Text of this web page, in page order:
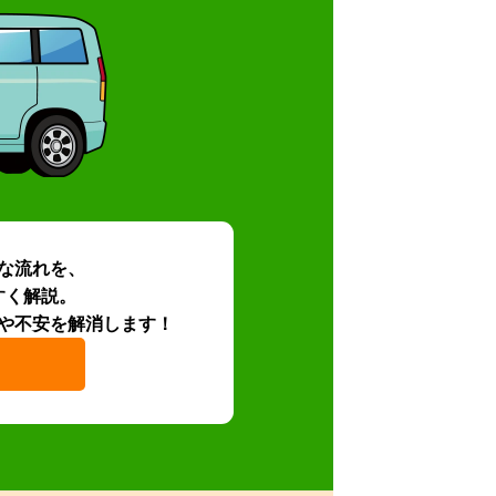
流れを、
解説。
不安を解消します！